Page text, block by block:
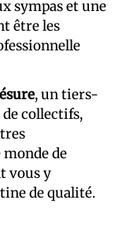
sympas et une
être les
, un tiers-
collectifs,
de
vous y
de qualité.